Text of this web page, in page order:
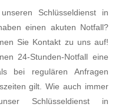
Schlüsseldienst in
einen akuten Notfall?
Sie Kontakt zu uns auf!
24-Stunden-Notfall eine
bei regulären Anfragen
gilt. Wie auch immer
Schlüsseldienst in